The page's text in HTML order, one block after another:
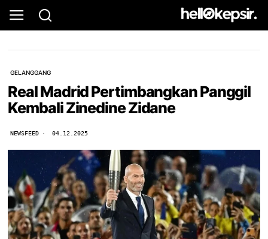
GELANGGANG
Real Madrid Pertimbangkan Panggil
Kembali Zinedine Zidane
NEWSFEED 04.12.2025